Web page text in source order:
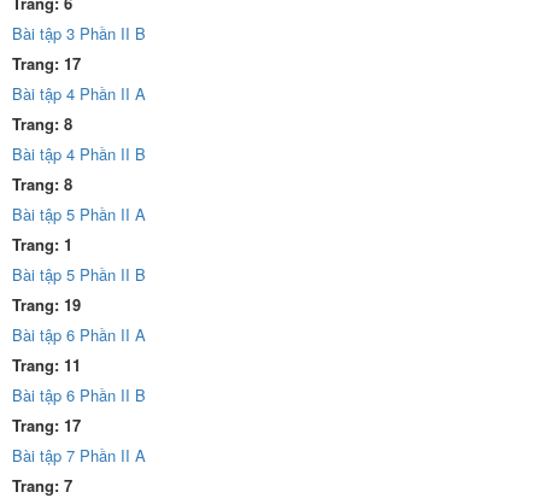
Bài tập 3 Phần II B
Trang: 17
Bài tập 4 Phần II A
Trang: 8
Bài tập 4 Phần II B
Trang: 8
Bài tập 5 Phần II A
Trang: 1
Bài tập 5 Phần II B
Trang: 19
Bài tập 6 Phần II A
Trang: 11
Bài tập 6 Phần II B
Trang: 17
Bài tập 7 Phần II A
Trang: 7